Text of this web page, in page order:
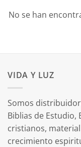
No se han
VIDA Y LUZ
Somos
Biblias de Estudio,
cristianos,
crecimiento